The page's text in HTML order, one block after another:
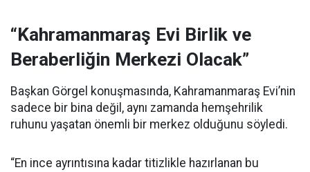
“Kahramanmaraş Evi Birlik ve
Beraberliğin Merkezi Olacak”
Başkan Görgel konuşmasında, Kahramanmaraş Evi’nin
sadece bir bina değil, aynı zamanda hemşehrilik
ruhunu yaşatan önemli bir merkez olduğunu söyledi.
“En ince ayrıntısına kadar titizlikle hazırlanan bu